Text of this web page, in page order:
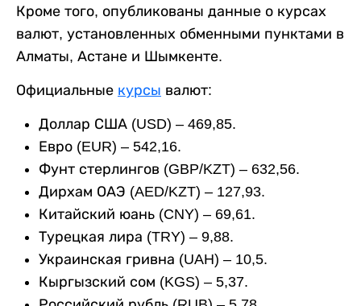
Кроме того, опубликованы данные о курсах
валют, установленных обменными пунктами в
Алматы, Астане и Шымкенте.
Официальные курсы валют:
Доллар США (USD) – 469,85.
Евро (EUR) – 542,16.
Фунт стерлингов (GBP/KZT) – 632,56.
Дирхам ОАЭ (AED/KZT) – 127,93.
Китайский юань (CNY) – 69,61.
Турецкая лира (TRY) – 9,88.
Украинская гривна (UAH) – 10,5.
Кыргызский сом (KGS) – 5,37.